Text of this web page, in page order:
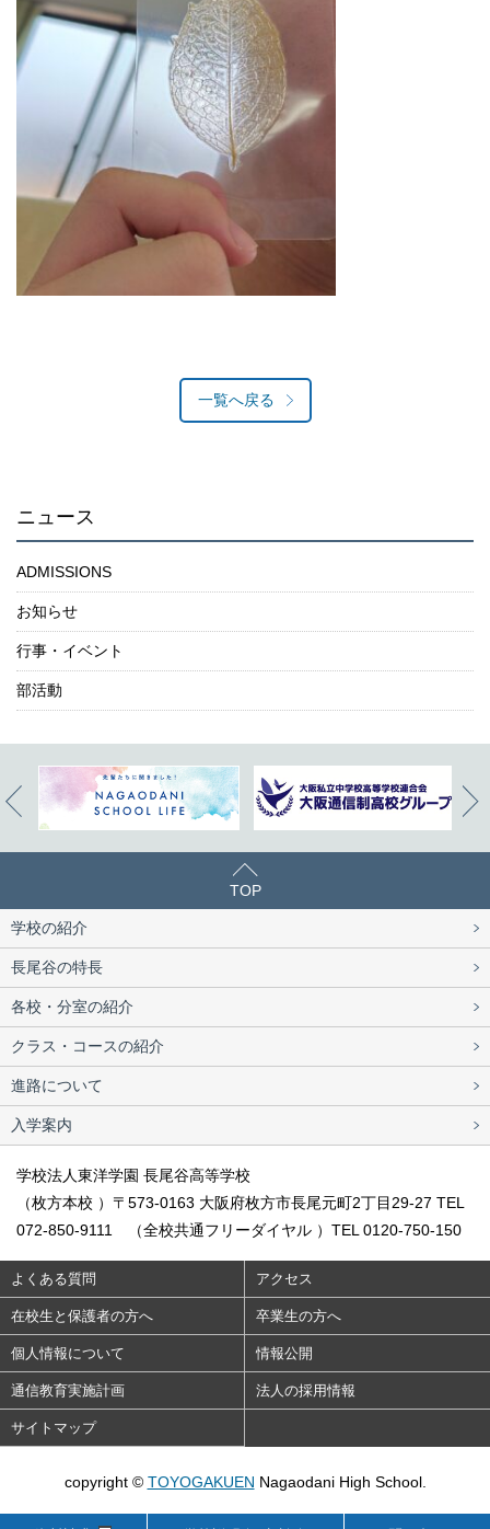
一覧へ戻る
ニュース
ADMISSIONS
お知らせ
行事・イベント
部活動
TOP
学校の紹介
長尾谷の特長
各校・分室の紹介
クラス・コースの紹介
進路について
入学案内
学校法人東洋学園 長尾谷高等学校
（枚方本校 ）〒573-0163 大阪府枚方市長尾元町2丁目29-27 TEL
072-850-9111 （全校共通フリーダイヤル ）TEL 0120-750-150
よくある質問 アクセス
在校生と保護者の方へ 卒業生の方へ
個人情報について 情報公開
通信教育実施計画 法人の採用情報
サイトマップ
copyright © TOYOGAKUEN Nagaodani High School.